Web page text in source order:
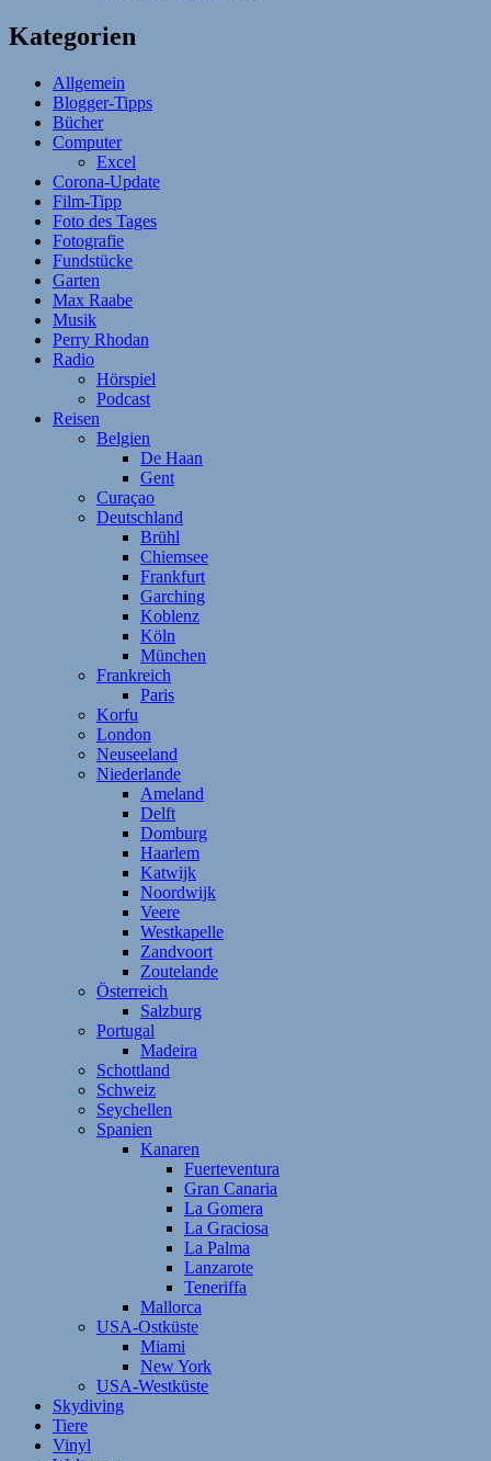
Kategorien
Allgemein
Blogger-Tipps
Bücher
Computer
Excel
Corona-Update
Film-Tipp
Foto des Tages
Fotografie
Fundstücke
Garten
Max Raabe
Musik
Perry Rhodan
Radio
Hörspiel
Podcast
Reisen
Belgien
De Haan
Gent
Curaçao
Deutschland
Brühl
Chiemsee
Frankfurt
Garching
Koblenz
Köln
München
Frankreich
Paris
Korfu
London
Neuseeland
Niederlande
Ameland
Delft
Domburg
Haarlem
Katwijk
Noordwijk
Veere
Westkapelle
Zandvoort
Zoutelande
Österreich
Salzburg
Portugal
Madeira
Schottland
Schweiz
Seychellen
Spanien
Kanaren
Fuerteventura
Gran Canaria
La Gomera
La Graciosa
La Palma
Lanzarote
Teneriffa
Mallorca
USA-Ostküste
Miami
New York
USA-Westküste
Skydiving
Tiere
Vinyl